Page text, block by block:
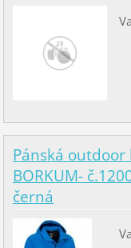
Pánská outdoor
BORKUM-
černá